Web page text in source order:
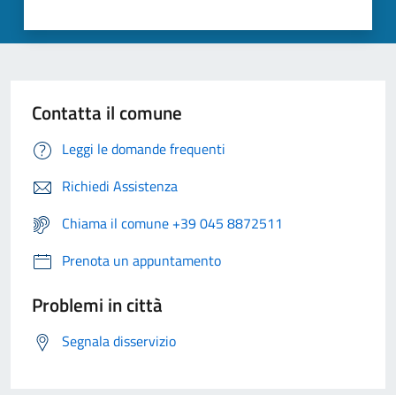
Contatta il comune
Leggi le domande frequenti
Richiedi Assistenza
Chiama il comune +39 045 8872511
Prenota un appuntamento
Problemi in città
Segnala disservizio